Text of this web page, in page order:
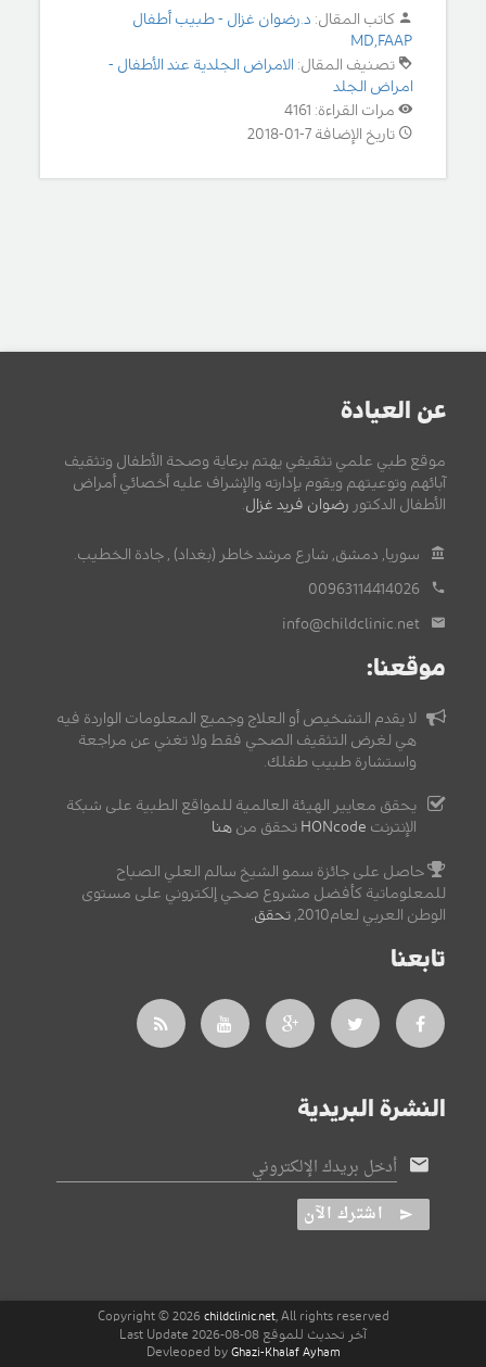
كاتب المقال: د.رضوان غزال - طبيب أطفال
MD,FAAP
تصنيف المقال: الامراض الجلدية عند الأطفال -
امراض الجلد
مرات القراءة: 4161
تاريخ الإضافة 7-01-2018
عن العيادة
موقع طبي علمي تثقيفي يهتم برعاية وصحة الأطفال وتثقيف
آبائهم وتوعيتهم ويقوم بإدارته والإشراف عليه أخصائي أمراض
الأطفال الدكتور رضوان فريد غزال.
سوريا, دمشق, شارع مرشد خاطر (بغداد) , جادة الخطيب.
00963114414026
info@childclinic.net
موقعنا:
لا يقدم التشخيص أو العلاج وجميع المعلومات الواردة فيه
هي لغرض التثقيف الصحي فقط ولا تغني عن مراجعة
واستشارة طبيب طفلك.
يحقق معايير الهيئة العالمية للمواقع الطبية على شبكة
الإنترنت HONcode تحقق من هنا
حاصل على جائزة سمو الشيخ سالم العلي الصباح
للمعلوماتية كأفضل مشروع صحي إلكتروني على مستوى
الوطن العربي لعام2010,
تحقق.
تابعنا
النشرة البريدية
أدخل بريدك الإلكتروني
اشترك الآن
Copyright © 2026 childclinic.net, All rights reserved
آخر تحديث للموقع 08-08-2026 Last Update
Devleoped by Ghazi-Khalaf Ayham